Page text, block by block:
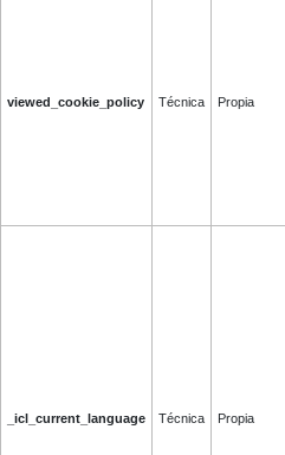
viewed_cookie_policy Técnica Propia
_icl_current_language Técnica Propia